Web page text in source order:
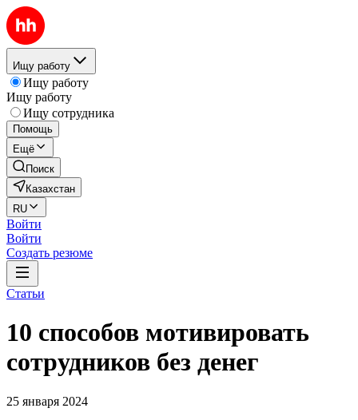
Ищу работу
Ищу работу
Ищу работу
Ищу сотрудника
Помощь
Ещё
Поиск
Казахстан
RU
Войти
Войти
Создать резюме
Статьи
10 способов мотивировать
сотрудников без денег
25 января 2024